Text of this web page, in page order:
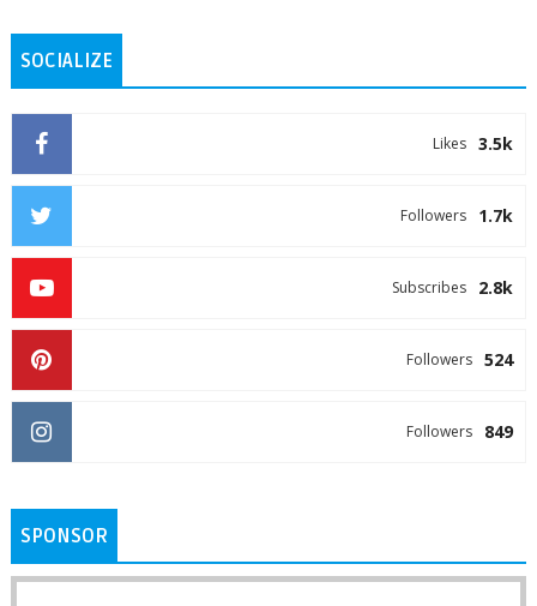
SOCIALIZE
3.5k
Likes
1.7k
Followers
2.8k
Subscribes
524
Followers
849
Followers
SPONSOR